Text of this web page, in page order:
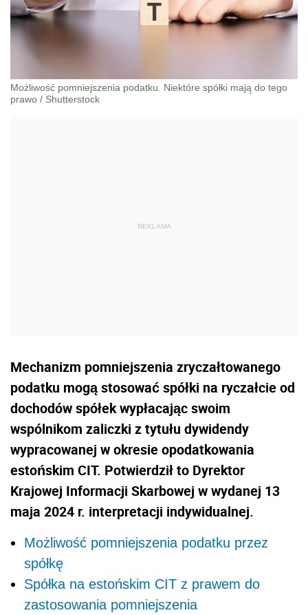
Możliwość pomniejszenia podatku. Niektóre spółki mają do tego
prawo / Shutterstock
Mechanizm pomniejszenia zryczałtowanego
podatku mogą stosować spółki na ryczałcie od
dochodów spółek wypłacając swoim
wspólnikom zaliczki z tytułu dywidendy
wypracowanej w okresie opodatkowania
estońskim CIT. Potwierdził to Dyrektor
Krajowej Informacji Skarbowej w wydanej 13
maja 2024 r. interpretacji indywidualnej.
Możliwość pomniejszenia podatku przez
spółkę
Spółka na estońskim CIT z prawem do
zastosowania pomniejszenia